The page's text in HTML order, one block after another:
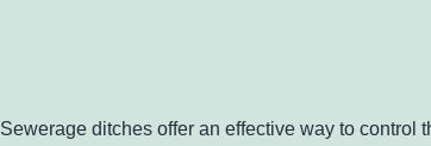
Sewerage ditches offer an effective way to control